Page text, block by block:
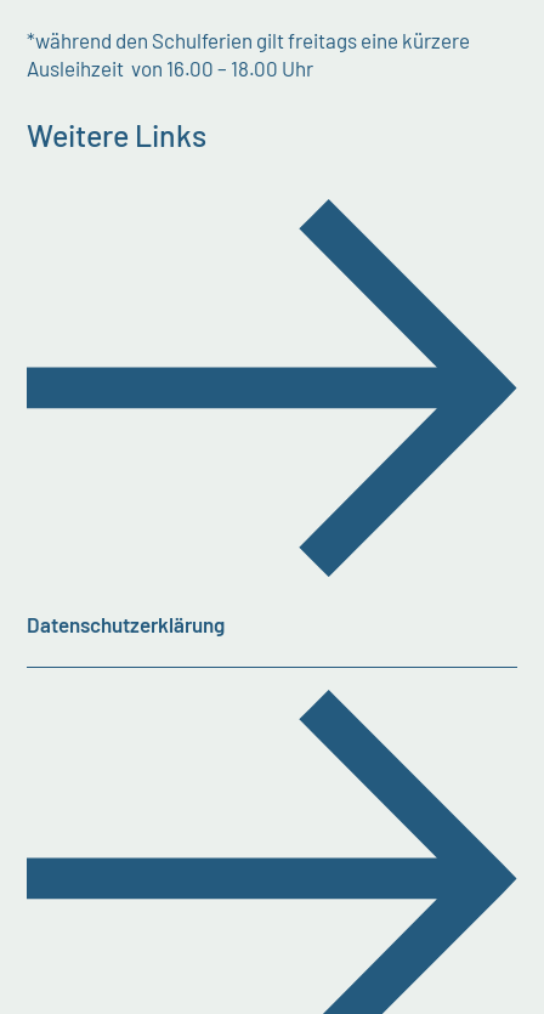
*während den Schulferien gilt freitags eine kürzere
Ausleihzeit von 16.00 – 18.00 Uhr
Weitere Links
Datenschutzerklärung